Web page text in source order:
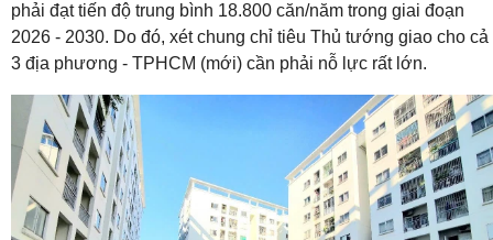
phải đạt tiến độ trung bình 18.800 căn/năm trong giai đoạn
2026 - 2030. Do đó, xét chung chỉ tiêu Thủ tướng giao cho cả
3 địa phương - TPHCM (mới) cần phải nỗ lực rất lớn.